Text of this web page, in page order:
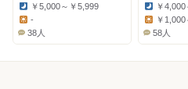
Dinner:
￥5,000～￥5,999
-
38人
Dinner:
￥
￥
58人